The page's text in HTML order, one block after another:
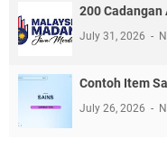
200
July 31, 2026
Contoh Item
July 26, 2026